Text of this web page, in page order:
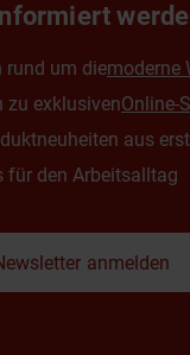
rund um diemoderne
zu exklusivenOnline-
aus
für den Arbeitsalltag
anmelden